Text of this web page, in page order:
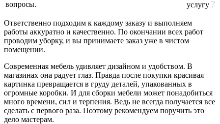
вопросы. услугу
Ответственно подходим к каждому заказу и выполняем
работы аккуратно и качественно. По окончании всех работ
проводим уборку, и вы принимаете заказ уже в чистом
помещении.
Современная мебель удивляет дизайном и удобством. В
магазинах она радует глаз. Правда после покупки красивая
картинка превращается в груду деталей, упакованных в
огромные коробки. И для сборки мебели может понадобиться
много времени, сил и терпения. Ведь не всегда получается все
сделать с первого раза. Поэтому рекомендуем поручить это
дело мастерам.